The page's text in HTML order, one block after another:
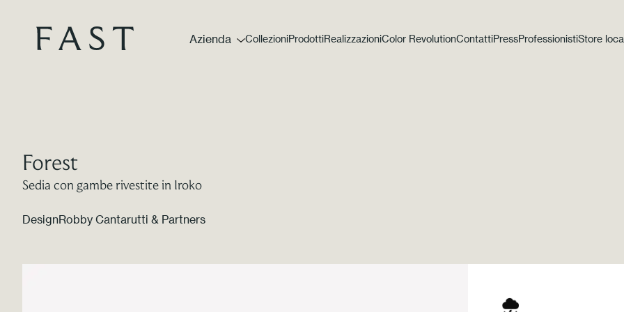
Azienda CollezioniProdottiRealizzazioniColor RevolutionContattiPressProfessionistiStore
Forest
Sedia con gambe rivestite in Iroko
DesignRobby Cantarutti & Partners